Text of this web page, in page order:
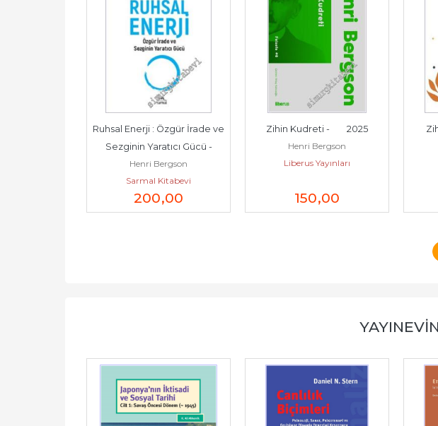
Ruhsal Enerji : Özgür İrade ve
Sezginin Yaratıcı Gücü -
Henri Bergson
Sarmal Kitabevi
200,00
Zihin Kudreti -        2025
Henri Bergson
Liberus Yayınları
150,00